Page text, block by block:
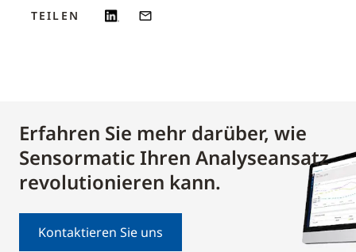
TEILEN
Erfahren Sie mehr darüber, wie
Sensormatic Ihren Analyseansatz
revolutionieren kann.
Kontaktieren Sie uns